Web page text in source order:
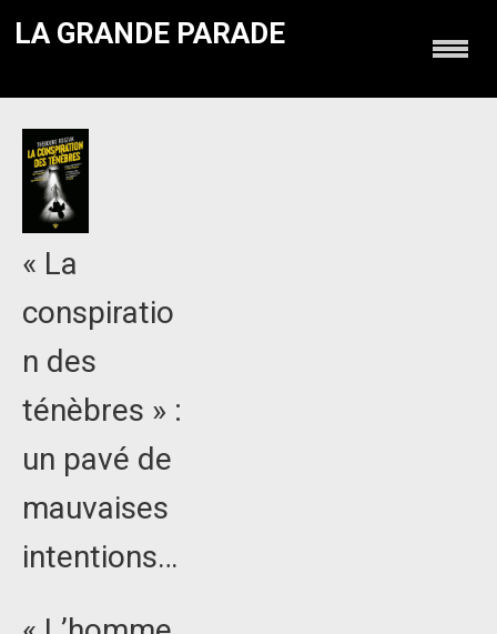
LA GRANDE PARADE
« La
conspiratio
n des
ténèbres » :
un pavé de
mauvaises
intentions…